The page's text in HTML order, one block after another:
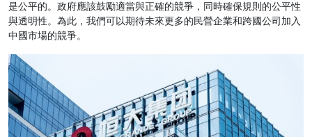
是公平的。政府應該鼓勵適當與正確的競爭，同時確保規則的公平性
與透明性。為此，我們可以期待未來更多的民營企業和跨國公司加入
中國市場的競爭。